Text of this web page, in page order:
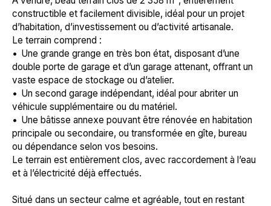
constructible et facilement divisible, idéal pour un projet
d’habitation, d’investissement ou d’activité artisanale.
Le terrain comprend :
Une grande grange en très bon état, disposant d’une
double porte de garage et d’un garage attenant, offrant un
vaste espace de stockage ou d’atelier.
Un second garage indépendant, idéal pour abriter un
véhicule supplémentaire ou du matériel.
Une bâtisse annexe pouvant être rénovée en habitation
principale ou secondaire, ou transformée en gîte, bureau
ou dépendance selon vos besoins.
Le terrain est entièrement clos, avec raccordement à l’eau
et à l’électricité déjà effectués.
Situé dans un secteur calme et agréable, tout en restant